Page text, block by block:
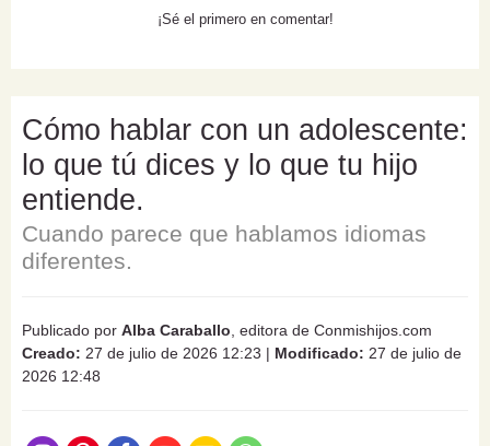
¡Sé el primero en comentar!
Cómo hablar con un adolescente:
lo que tú dices y lo que tu hijo
entiende.
Cuando parece que hablamos idiomas
diferentes.
Publicado por Alba Caraballo , editora de Conmishijos.com
Creado: 27 de julio de 2026 12:23 | Modificado: 27 de julio de
2026 12:48